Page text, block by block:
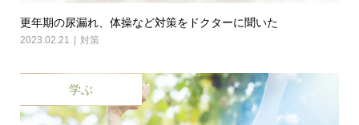
更年期の尿漏れ、体操など対策をドクターに聞いた
2023.02.21 対策
学ぶ